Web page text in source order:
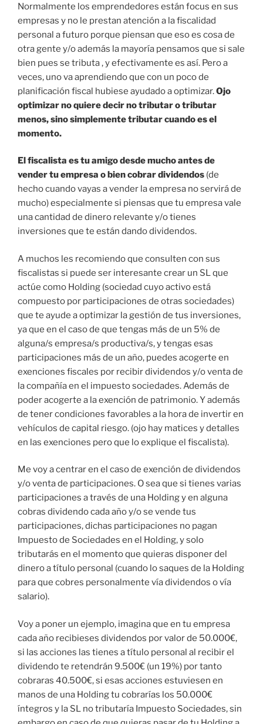
Normalmente los emprendedores están focus en sus
empresas y no le prestan atención a la fiscalidad
personal a futuro porque piensan que eso es cosa de
otra gente y/o además la mayoría pensamos que si sale
bien pues se tributa , y efectivamente es así. Pero a
veces, uno va aprendiendo que con un poco de
planificación fiscal hubiese ayudado a optimizar.Ojo
optimizar no quiere decir no tributar o tributar
menos, sino simplemente tributar cuando es el
momento.
El fiscalista es tu amigo desde mucho antes de
vender tu empresa o bien cobrar dividendos (de
hecho cuando vayas a vender la empresa no servirá de
mucho) especialmente si piensas que tu empresa vale
una cantidad de dinero relevante y/o tienes
inversiones que te están dando dividendos.
A muchos les recomiendo que consulten con sus
fiscalistas si puede ser interesante crear un SL que
actúe como Holding (sociedad cuyo activo está
compuesto por participaciones de otras sociedades)
que te ayude a optimizar la gestión de tus inversiones,
ya que en el caso de que tengas más de un 5% de
alguna/s empresa/s productiva/s, y tengas esas
participaciones más de un año, puedes acogerte en
exenciones fiscales por recibir dividendos y/o venta de
la compañía en el impuesto sociedades. Además de
poder acogerte a la exención de patrimonio. Y además
de tener condiciones favorables a la hora de invertir en
vehículos de capital riesgo. (ojo hay matices y detalles
en las exenciones pero que lo explique el fiscalista).
Me voy a centrar en el caso de exención de dividendos
y/o venta de participaciones. O sea que si tienes varias
participaciones a través de una Holding y en alguna
cobras dividendo cada año y/o se vende tus
participaciones, dichas participaciones no pagan
Impuesto de Sociedades en el Holding, y solo
tributarás en el momento que quieras disponer del
dinero a título personal (cuando lo saques de la Holding
para que cobres personalmente vía dividendos o vía
salario).
Voy a poner un ejemplo, imagina que en tu empresa
cada año recibieses dividendos por valor de 50.000€,
si las acciones las tienes a título personal al recibir el
dividendo te retendrán 9.500€ (un 19%) por tanto
cobraras 40.500€, si esas acciones estuviesen en
manos de una Holding tu cobrarías los 50.000€
íntegros y la SL no tributaría Impuesto Sociedades, sin